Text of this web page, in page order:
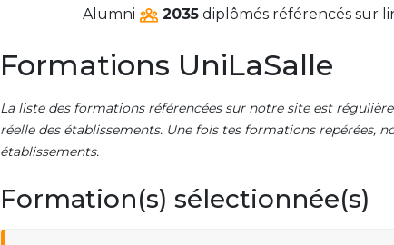
Alumni
2035 diplômés référencés sur
Formations UniLaSalle
La liste des formations référencées sur notre site est
réelle des établissements. Une fois tes formations repérées,
établissements.
Formation(s) sélectionnée(s)